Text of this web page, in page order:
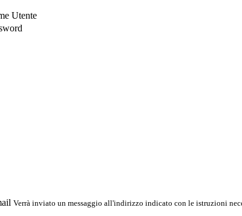
Utente
Verrà inviato un messaggio all'indirizzo indicato con le istruzioni